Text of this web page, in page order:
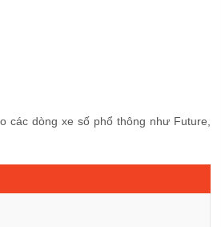
các dòng xe số phổ thông như Future,